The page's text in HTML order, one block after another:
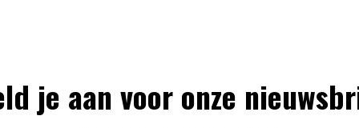
je aan voor onze